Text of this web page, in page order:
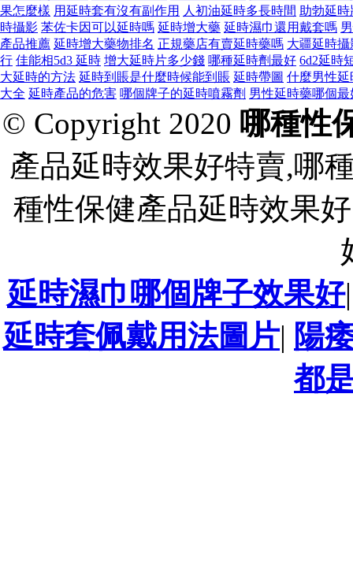
果怎麼樣 用延時套有沒有副作用 人初油延時多長時間 助勃延
時攝影 苯佐卡因可以延時嗎 延時增大藥 延時濕巾還用戴套嗎
產品推薦 延時增大藥物排名 正規藥店有賣延時藥嗎 大疆延時
行 佳能相5d3 延時 增大延時片多少錢 哪種延時劑最好 6d2延時
大延時的方法 延時到賬是什麼時候能到賬 延時帶圖 什麼男性
大全 延時產品的危害 哪個牌子的延時噴霧劑 男性延時藥哪個
© Copyright 2020 哪種性
產品延時效果好特賣,哪
種性保健產品延時效果
延時濕巾哪個牌子效果好
延時套佩戴用法圖片| 陽
都